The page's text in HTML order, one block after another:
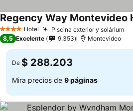
4 EstrellasHotel Piscina exterior y solárium
Regency Way Montevideo
8,5 Excelente 9.353 Montevideo
De $ 288.203
Mira precios de 9 páginas